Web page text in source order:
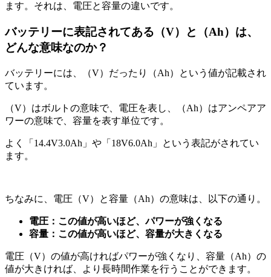
ます。それは、電圧と容量の違いです。
バッテリーに表記されてある（V）と（Ah）は、
どんな意味なのか？
バッテリーには、（V）だったり（Ah）という値が記載され
ています。
（V）はボルトの意味で、電圧を表し、（Ah）はアンペアア
ワーの意味で、容量を表す単位です。
よく「14.4V3.0Ah」や「18V6.0Ah」という表記がされてい
ます。
ちなみに、電圧（V）と容量（Ah）の意味は、以下の通り。
電圧：この値が高いほど、パワーが強くなる
容量：この値が高いほど、容量が大きくなる
電圧（V）の値が高ければパワーが強くなり、容量（Ah）の
値が大きければ、より長時間作業を行うことができます。